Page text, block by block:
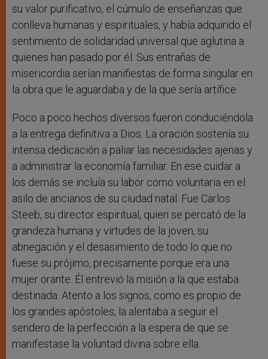
su valor purificativo, el cúmulo de enseñanzas que
conlleva humanas y espirituales, y había adquirido el
sentimiento de solidaridad universal que aglutina a
quienes han pasado por él. Sus entrañas de
misericordia serían manifiestas de forma singular en
la obra que le aguardaba y de la que sería artífice.
Poco a poco hechos diversos fueron conduciéndola
a la entrega definitiva a Dios. La oración sostenía su
intensa dedicación a paliar las necesidades ajenas y
a administrar la economía familiar. En ese cuidar a
los demás se incluía su labor como voluntaria en el
asilo de ancianos de su ciudad natal. Fue Carlos
Steeb, su director espiritual, quien se percató de la
grandeza humana y virtudes de la joven, su
abnegación y el desasimiento de todo lo que no
fuese su prójimo, precisamente porque era una
mujer orante. Él entrevió la misión a la que estaba
destinada. Atento a los signos, como es propio de
los grandes apóstoles, la alentaba a seguir el
sendero de la perfección a la espera de que se
manifestase la voluntad divina sobre ella.